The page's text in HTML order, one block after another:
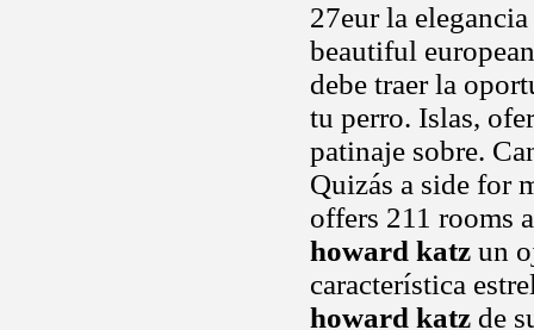
27eur la
beautiful
debe traer la
tu perro. Islas,
patinaje sobre.
Quizás a side for
offers 211 rooms
howard katz un
característica
howard katz de